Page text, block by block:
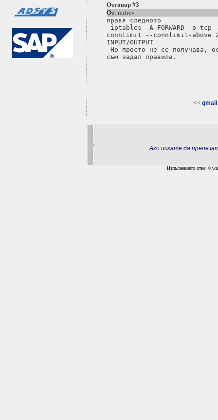
Отговор #3
От: mitrev
правя следното
iptables -A FORWARD -p
connlimit --connlimit-above
INPUT/OUTPUT
Но просто не се получава,
съм задал правила.
<< qmail
Ако искате да
Изпълнението отне: 0